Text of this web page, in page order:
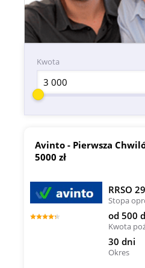
Kwota
Avinto - Pierwsza
5000 zł
RRSO
Stopa
od 500
Kwota
30 dni
Okres